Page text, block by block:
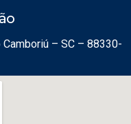
Camboriú – SC – 88330-